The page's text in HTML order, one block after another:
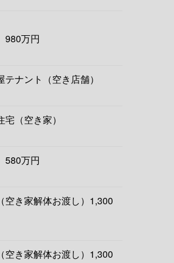
万円
ナント（空き店舗）
（空き家）
万円
き家解体お渡し）1,300
き家解体お渡し）1,300